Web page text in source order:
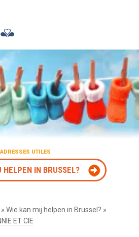
ADRESSES UTILES
IN BRUSSEL?
»Wie kan mij helpen in Brussel? »
ET CIE